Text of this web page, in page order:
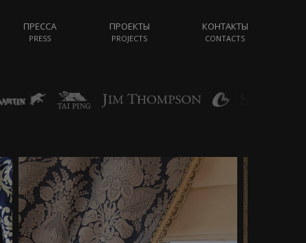
ПРЕССА
PRESS
ПРОЕКТЫ
PROJECTS
КОНТАКТЫ
CONTACTS